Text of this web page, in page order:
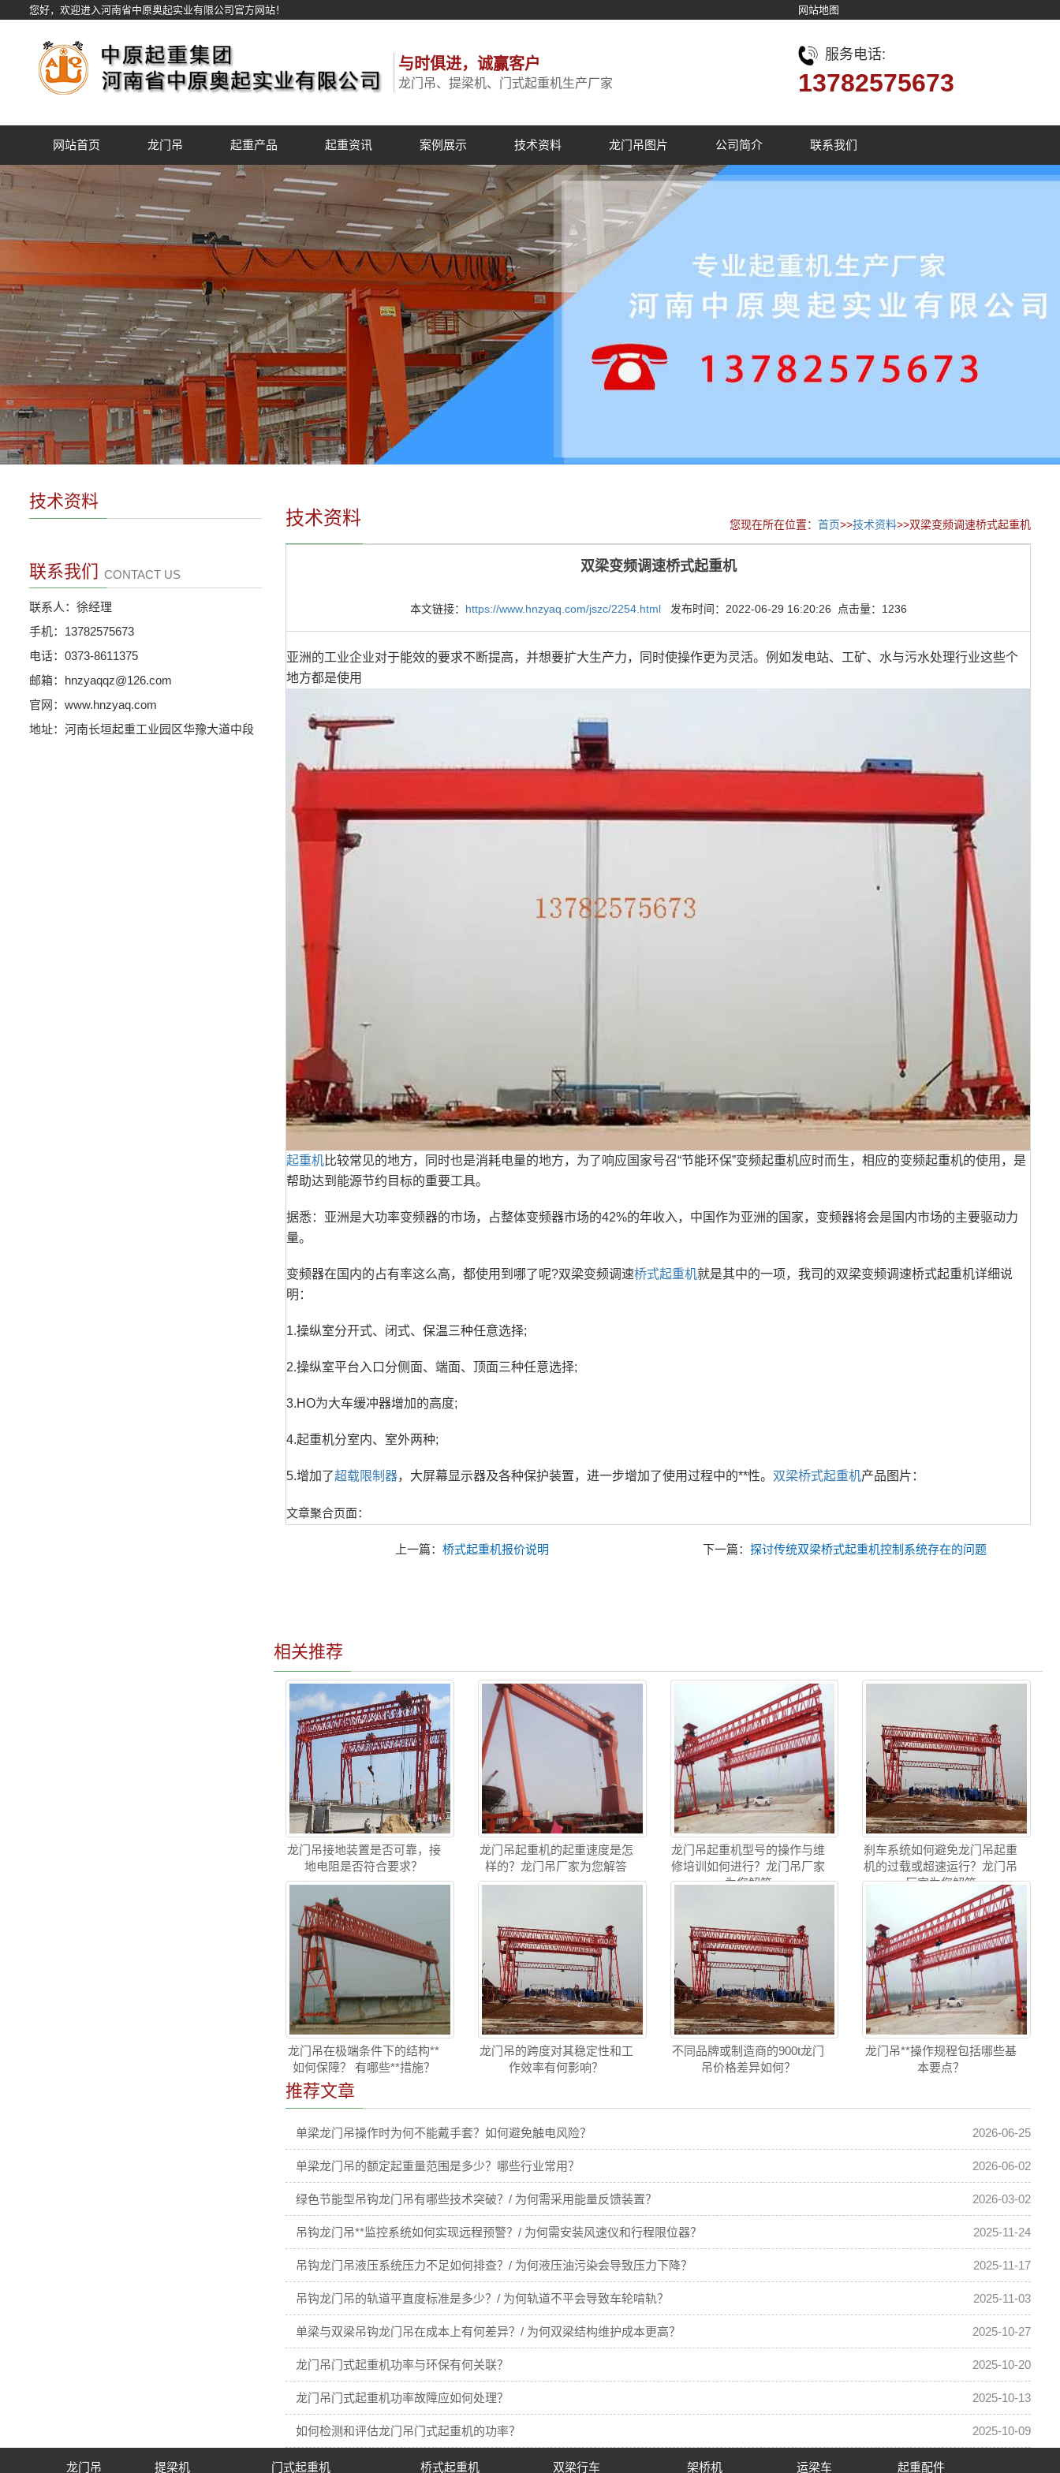
您好，欢迎进入河南省中原奥起实业有限公司官方网站！ 网站地图
与时俱进，诚赢客户
龙门吊、提梁机、门式起重机生产厂家
服务电话:
13782575673
网站首页 龙门吊 起重产品 起重资讯 案例展示 技术资料 龙门吊图片 公司简介 联系我们
技术资料 您现在所在位置： 首页>>技术资料>>双梁变频调速桥式起重机
双梁变频调速桥式起重机
本文链接： https://www.hnzyaq.com/jszc/2254.html发布时间：2022-06-29 16:20:26 点击量：1236
亚洲的工业企业对于能效的要求不断提高，并想要扩大生产力，同时使操作更为灵活。例如发电站、工矿、水与污水处理行业这些个
地方都是使用
起重机比较常见的地方，同时也是消耗电量的地方，为了响应国家号召“节能环保”变频起重机应时而生，相应的变频起重机的使用，是
帮助达到能源节约目标的重要工具。
据悉：亚洲是大功率变频器的市场，占整体变频器市场的42%的年收入，中国作为亚洲的国家，变频器将会是国内市场的主要驱动力
量。
变频器在国内的占有率这么高，都使用到哪了呢?双梁变频调速桥式起重机就是其中的一项，我司的双梁变频调速桥式起重机详细说
明：
1.操纵室分开式、闭式、保温三种任意选择;
2.操纵室平台入口分侧面、端面、顶面三种任意选择;
3.HO为大车缓冲器增加的高度;
4.起重机分室内、室外两种;
5.增加了超载限制器，大屏幕显示器及各种保护装置，进一步增加了使用过程中的**性。 双梁桥式起重机产品图片：
文章聚合页面：
上一篇： 桥式起重机报价说明 下一篇： 探讨传统双梁桥式起重机控制系统存在的问题
相关推荐
龙门吊接地装置是否可靠，接
地电阻是否符合要求？
龙门吊起重机的起重速度是怎
样的？龙门吊厂家为您解答
龙门吊起重机型号的操作与维
修培训如何进行？龙门吊厂家
为您解答
刹车系统如何避免龙门吊起重
机的过载或超速运行？龙门吊
厂家为您解答
龙门吊在极端条件下的结构**
如何保障？ 有哪些**措施？
龙门吊的跨度对其稳定性和工
作效率有何影响？
不同品牌或制造商的900t龙门
吊价格差异如何？
龙门吊**操作规程包括哪些基
本要点？
推荐文章
单梁龙门吊操作时为何不能戴手套？如何避免触电风险？ 2026-06-25
单梁龙门吊的额定起重量范围是多少？哪些行业常用？ 2026-06-02
绿色节能型吊钩龙门吊有哪些技术突破？/ 为何需采用能量反馈装置？ 2026-03-02
吊钩龙门吊**监控系统如何实现远程预警？/ 为何需安装风速仪和行程限位器？ 2025-11-24
吊钩龙门吊液压系统压力不足如何排查？/ 为何液压油污染会导致压力下降？ 2025-11-17
吊钩龙门吊的轨道平直度标准是多少？/ 为何轨道不平会导致车轮啃轨？ 2025-11-03
单梁与双梁吊钩龙门吊在成本上有何差异？/ 为何双梁结构维护成本更高？ 2025-10-27
龙门吊门式起重机功率与环保有何关联？ 2025-10-20
龙门吊门式起重机功率故障应如何处理？ 2025-10-13
如何检测和评估龙门吊门式起重机的功率？ 2025-10-09
技术资料
联系我们 CONTACT US
联系人：徐经理
手机：13782575673
电话：0373-8611375
邮箱：hnzyaqqz@126.com
官网：www.hnzyaq.com
地址：河南长垣起重工业园区华豫大道中段
龙门吊 提梁机 门式起重机 桥式起重机 双梁行车 架桥机 运梁车 起重配件